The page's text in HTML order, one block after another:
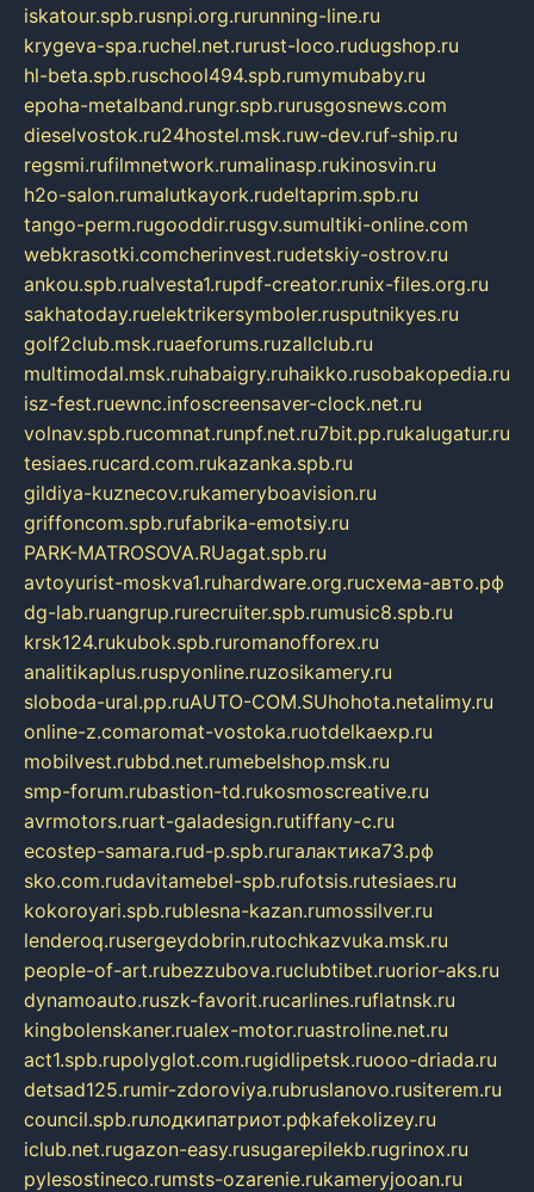
iskatour.spb.rusnpi.org.rurunning-line.ru
krygeva-spa.ruchel.net.rurust-loco.rudugshop.ru
hl-beta.spb.ruschool494.spb.rumymubaby.ru
epoha-metalband.rungr.spb.rurusgosnews.com
dieselvostok.ru24hostel.msk.ruw-dev.ruf-ship.ru
regsmi.rufilmnetwork.rumalinasp.rukinosvin.ru
h2o-salon.rumalutkayork.rudeltaprim.spb.ru
tango-perm.rugooddir.rusgv.sumultiki-online.com
webkrasotki.comcherinvest.rudetskiy-ostrov.ru
ankou.spb.rualvesta1.rupdf-creator.runix-files.org.ru
sakhatoday.ruelektrikersymboler.rusputnikyes.ru
golf2club.msk.ruaeforums.ruzallclub.ru
multimodal.msk.ruhabaigry.ruhaikko.rusobakopedia.ru
isz-fest.ruewnc.infoscreensaver-clock.net.ru
volnav.spb.rucomnat.runpf.net.ru7bit.pp.rukalugatur.ru
tesiaes.rucard.com.rukazanka.spb.ru
gildiya-kuznecov.rukameryboavision.ru
griffoncom.spb.rufabrika-emotsiy.ru
PARK-MATROSOVA.RUagat.spb.ru
avtoyurist-moskva1.ruhardware.org.ruсхема-авто.рф
dg-lab.ruangrup.rurecruiter.spb.rumusic8.spb.ru
krsk124.rukubok.spb.ruromanofforex.ru
analitikaplus.ruspyonline.ruzosikamery.ru
sloboda-ural.pp.ruAUTO-COM.SUhohota.netalimy.ru
online-z.comaromat-vostoka.ruotdelkaexp.ru
mobilvest.rubbd.net.rumebelshop.msk.ru
smp-forum.rubastion-td.rukosmoscreative.ru
avrmotors.ruart-galadesign.rutiffany-c.ru
ecostep-samara.rud-p.spb.ruгалактика73.рф
sko.com.rudavitamebel-spb.rufotsis.rutesiaes.ru
kokoroyari.spb.rublesna-kazan.rumossilver.ru
lenderoq.rusergeydobrin.rutochkazvuka.msk.ru
people-of-art.rubezzubova.ruclubtibet.ruorior-aks.ru
dynamoauto.ruszk-favorit.rucarlines.ruflatnsk.ru
kingbolenskaner.rualex-motor.ruastroline.net.ru
act1.spb.rupolyglot.com.rugidlipetsk.ruooo-driada.ru
detsad125.rumir-zdoroviya.rubruslanovo.rusiterem.ru
council.spb.ruлодкипатриот.рфkafekolizey.ru
iclub.net.rugazon-easy.rusugarepilekb.rugrinox.ru
pylesostineco.rumsts-ozarenie.rukameryjooan.ru